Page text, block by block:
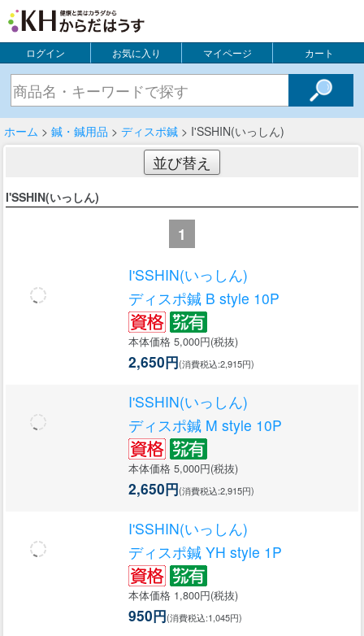
ログイン お気に入り マイページ カート
ホーム > 鍼・鍼用品 > ディスポ鍼 > I'SSHIN(いっしん)
並び替え
I'SSHIN(いっしん)
1
I'SSHIN(いっしん)
ディスポ鍼 B style 10P
本体価格 5,000円(税抜)
2,650円(消費税込:2,915円)
I'SSHIN(いっしん)
ディスポ鍼 M style 10P
本体価格 5,000円(税抜)
2,650円(消費税込:2,915円)
I'SSHIN(いっしん)
ディスポ鍼 YH style 1P
本体価格 1,800円(税抜)
950円(消費税込:1,045円)